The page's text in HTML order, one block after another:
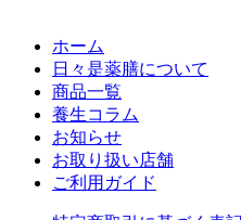
ホーム
日々是薬膳について
商品一覧
養生コラム
お知らせ
お取り扱い店舗
ご利用ガイド